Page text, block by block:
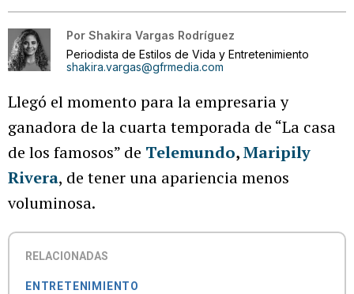
Por Shakira Vargas Rodríguez
Periodista de Estilos de Vida y Entretenimiento
shakira.vargas@gfrmedia.com
Llegó el momento para la empresaria y
ganadora de la cuarta temporada de “La casa
de los famosos” de Telemundo,Maripily
Rivera, de tener una apariencia menos
voluminosa.
RELACIONADAS
ENTRETENIMIENTO